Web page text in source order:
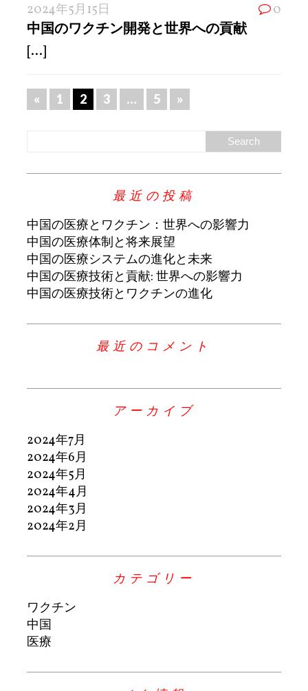
2024年5月15日 0
中国のワクチン開発と世界への貢献
[...]
« 1 2 3 … 5 »
最近の投稿
中国の医療とワクチン：世界への影響力
中国の医療体制と将来展望
中国の医療システムの進化と未来
中国の医療技術と貢献: 世界への影響力
中国の医療技術とワクチンの進化
最近のコメント
アーカイブ
2024年7月
2024年6月
2024年5月
2024年4月
2024年3月
2024年2月
カテゴリー
ワクチン
中国
医療